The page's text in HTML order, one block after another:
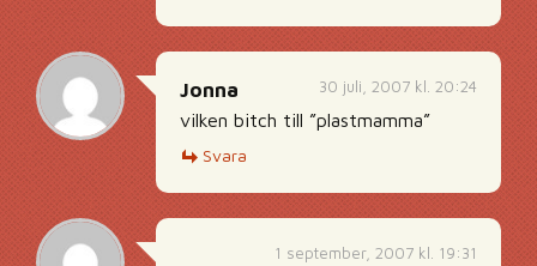
30 juli, 2007 kl. 20:24
Jonna
vilken bitch till ”plastmamma”
Svara
1 september, 2007 kl. 19:31